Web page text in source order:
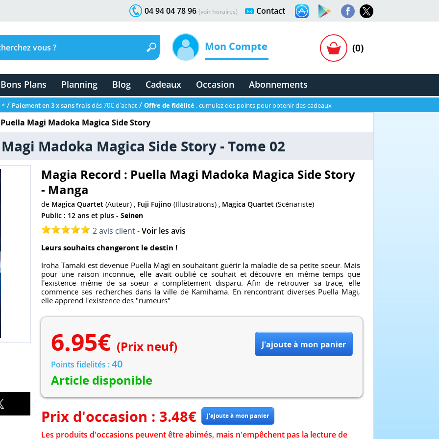
Contact
04 94 04 78 96 (voir horaires)
Mon Compte (0)
Bons Plans Planning Blog Cadeaux Occasion Abonnements
* / Paiement en 3 x sans fraisdès 70€ d'achat / Offre de fidélité : cumulez des points pour obtenir des cadeaux
Magi Madoka Magica Side Story
Madoka Magica Side Story - Tome 02
Magia Record : Puella Magi Madoka Magica Side Story
- Manga
de Magica Quartet (Auteur) , Fuji Fujino (Illustrations) , Magica Quartet (Scénariste)
Public : 12 ans et plus -Seinen
2 avis client -Voir les avis
Leurs souhaits changeront le destin !
Iroha Tamaki est devenue Puella Magi en souhaitant guérir la maladie de sa petite soeur. Mais
pour une raison inconnue, elle avait oublié ce souhait et découvre en même temps que
l'existence même de sa soeur a complètement disparu. Afin de retrouver sa trace, elle
commence ses recherches dans la ville de Kamihama. En rencontrant diverses Puella Magi,
elle apprend l'existence des "rumeurs"...
6.95€ (Prix neuf)
Points fidelités :40
Article disponible
Prix d'occasion : 3.48€
Les produits d'occasions peuvent être abimés, mais n'empêchent pas la lecture de